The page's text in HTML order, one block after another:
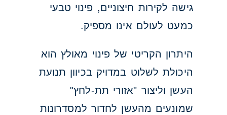
גישה לקירות חיצוניים, פינוי טבעי
כמעט לעולם אינו מספיק.
היתרון הקריטי של פינוי מאולץ הוא
היכולת לשלוט במדויק בכיוון תנועת
העשן וליצור "אזורי תת-לחץ"
שמונעים מהעשן לחדור למסדרונות